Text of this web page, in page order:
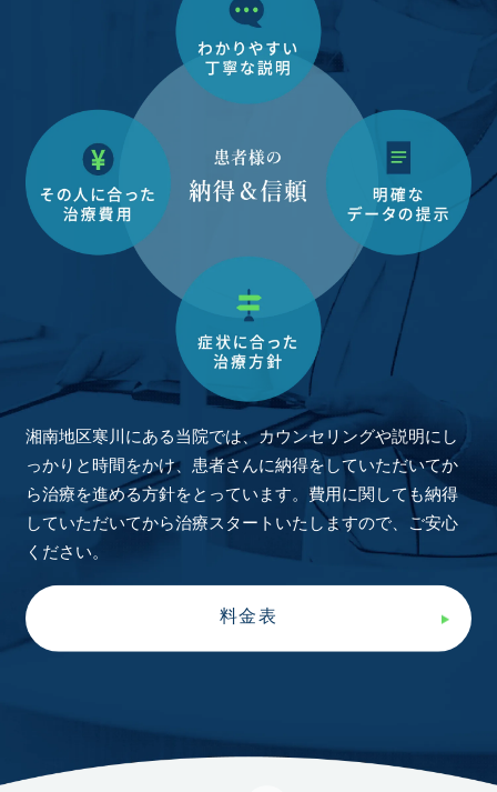
湘南地区寒川にある当院では、カウンセリングや説明にし
っかりと時間をかけ、患者さんに納得をしていただいてか
ら治療を進める方針をとっています。費用に関しても納得
していただいてから治療スタートいたしますので、ご安心
ください。
料金表